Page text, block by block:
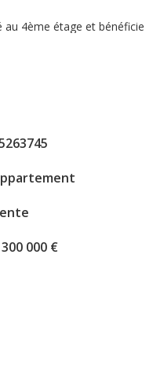
au 4ème étage et bénéficie
est lumineuse et
entièrement équipée
présente 24h/24
du prix.
ou Propriétaires
obtenir plus d'informations
000 €